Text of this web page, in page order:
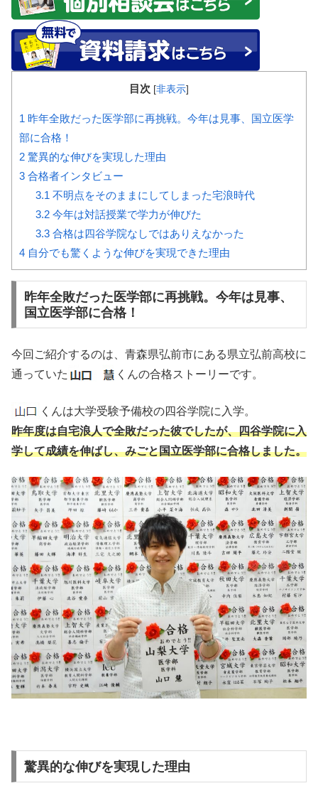
目次 [非表示]
1 昨年全敗だった医学部に再挑戦。今年は見事、国立医学
部に合格！
2 驚異的な伸びを実現した理由
3 合格者インタビュー
3.1 不明点をそのままにしてしまった宅浪時代
3.2今年は対話授業で学力が伸びた
3.3合格は四谷学院なしではありえなかった
4 自分でも驚くような伸びを実現できた理由
昨年全敗だった医学部に再挑戦。今年は見事、
国立医学部に合格！
今回ご紹介するのは、青森県弘前市にある県立弘前高校に
通っていた
くんの合格ストーリーです。
くんは大学受験予備校の四谷学院に入学。
昨年度は自宅浪人で全敗だった彼でしたが、四谷学院に入
学して成績を伸ばし、みごと国立医学部に合格しました。
驚異的な伸びを実現した理由